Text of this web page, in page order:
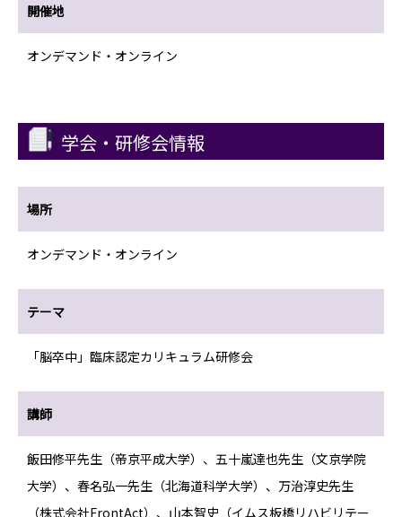
開催地
オンデマンド・オンライン
学会・研修会情報
場所
オンデマンド・オンライン
テーマ
「脳卒中」臨床認定カリキュラム研修会
講師
飯田修平先生（帝京平成大学）、五十嵐達也先生（文京学院
大学）、春名弘一先生（北海道科学大学）、万治淳史先生
（株式会社FrontAct）、山本智史（イムス板橋リハビリテー